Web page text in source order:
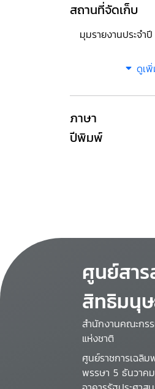
สถานที่จัดเก็บ
มุมรายงานประจำปี
ดูเ
ภาษา
ปีพิมพ์
ศูนย์สา
สิทธิมนุ
สำนักงานคณะกร
แห่งชาติ
ศูนย์ราชการเฉลิม
พรรษา 5 ธันวาค